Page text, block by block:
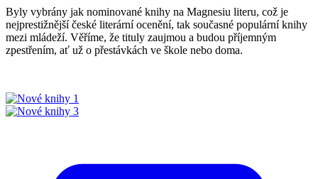
Byly vybrány jak nominované knihy na Magnesiu literu, což je
nejprestižnější české literární ocenění, tak současné populární knihy
mezi mládeží. Věříme, že tituly zaujmou a budou příjemným
zpestřením, ať už o přestávkách ve škole nebo doma.